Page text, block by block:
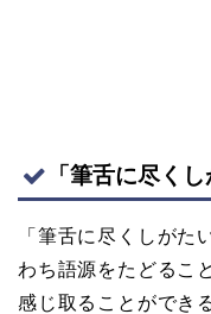
「筆舌に尽く
「筆舌に尽くしがた
わち語源をたどるこ
感じ取ることができ